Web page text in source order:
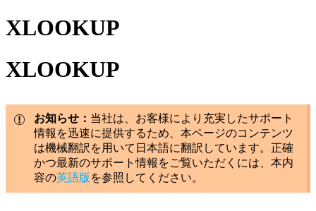
XLOOKUP
XLOOKUP
お知らせ： 当社は、お客様により充実したサポート
情報を迅速に提供するため、本ページのコンテンツ
は機械翻訳を用いて日本語に翻訳しています。正確
かつ最新のサポート情報をご覧いただくには、本内
容の英語版 を参照してください。